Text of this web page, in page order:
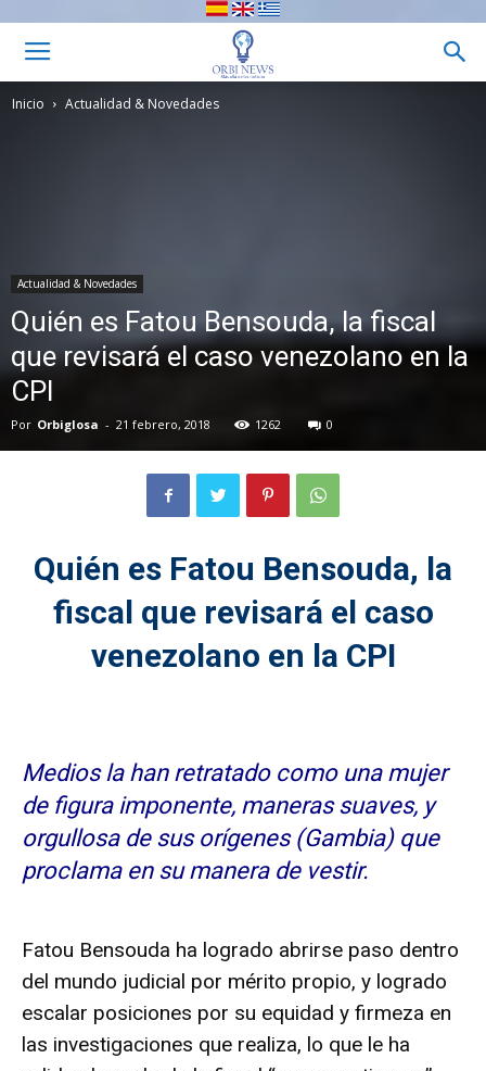
Inicio Actualidad & Novedades
Actualidad & Novedades
Quién es Fatou Bensouda, la fiscal
que revisará el caso venezolano en la
CPI
Por Orbiglosa - 21 febrero, 2018 1262 0
Quién es Fatou Bensouda, la
fiscal que revisará el caso
venezolano en la CPI
Medios la han retratado como una mujer
de figura imponente, maneras suaves, y
orgullosa de sus orígenes (Gambia) que
proclama en su manera de vestir.
Fatou Bensouda ha logrado abrirse paso dentro
del mundo judicial por mérito propio, y logrado
escalar posiciones por su equidad y firmeza en
las investigaciones que realiza, lo que le ha